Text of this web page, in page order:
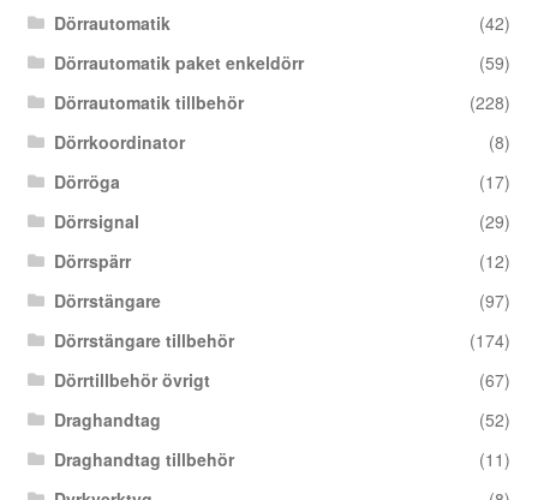
Dörrautomatik
(42)
Dörrautomatik paket enkeldörr
(59)
Dörrautomatik tillbehör
(228)
Dörrkoordinator
(8)
Dörröga
(17)
Dörrsignal
(29)
Dörrspärr
(12)
Dörrstängare
(97)
Dörrstängare tillbehör
(174)
Dörrtillbehör övrigt
(67)
Draghandtag
(52)
Draghandtag tillbehör
(11)